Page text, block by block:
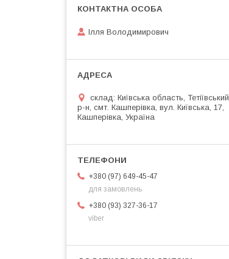
Ілля Володимирович
склад: Київська область, Тетіївський
р-н, смт. Кашперівка, вул. Київська, 17,
Кашперівка, Україна
+380 (97) 649-45-47
для замовлень
+380 (93) 327-36-17
viber